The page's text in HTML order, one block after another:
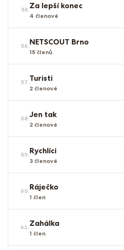
55.Za lepší konec
4 členové
56.NETSCOUT Brno
15 členů
57.Turisti
2 členové
58.Jen tak
2 členové
59.Rychlíci
3 členové
60.Ráječko
1 člen
61.Zahálka
1 člen